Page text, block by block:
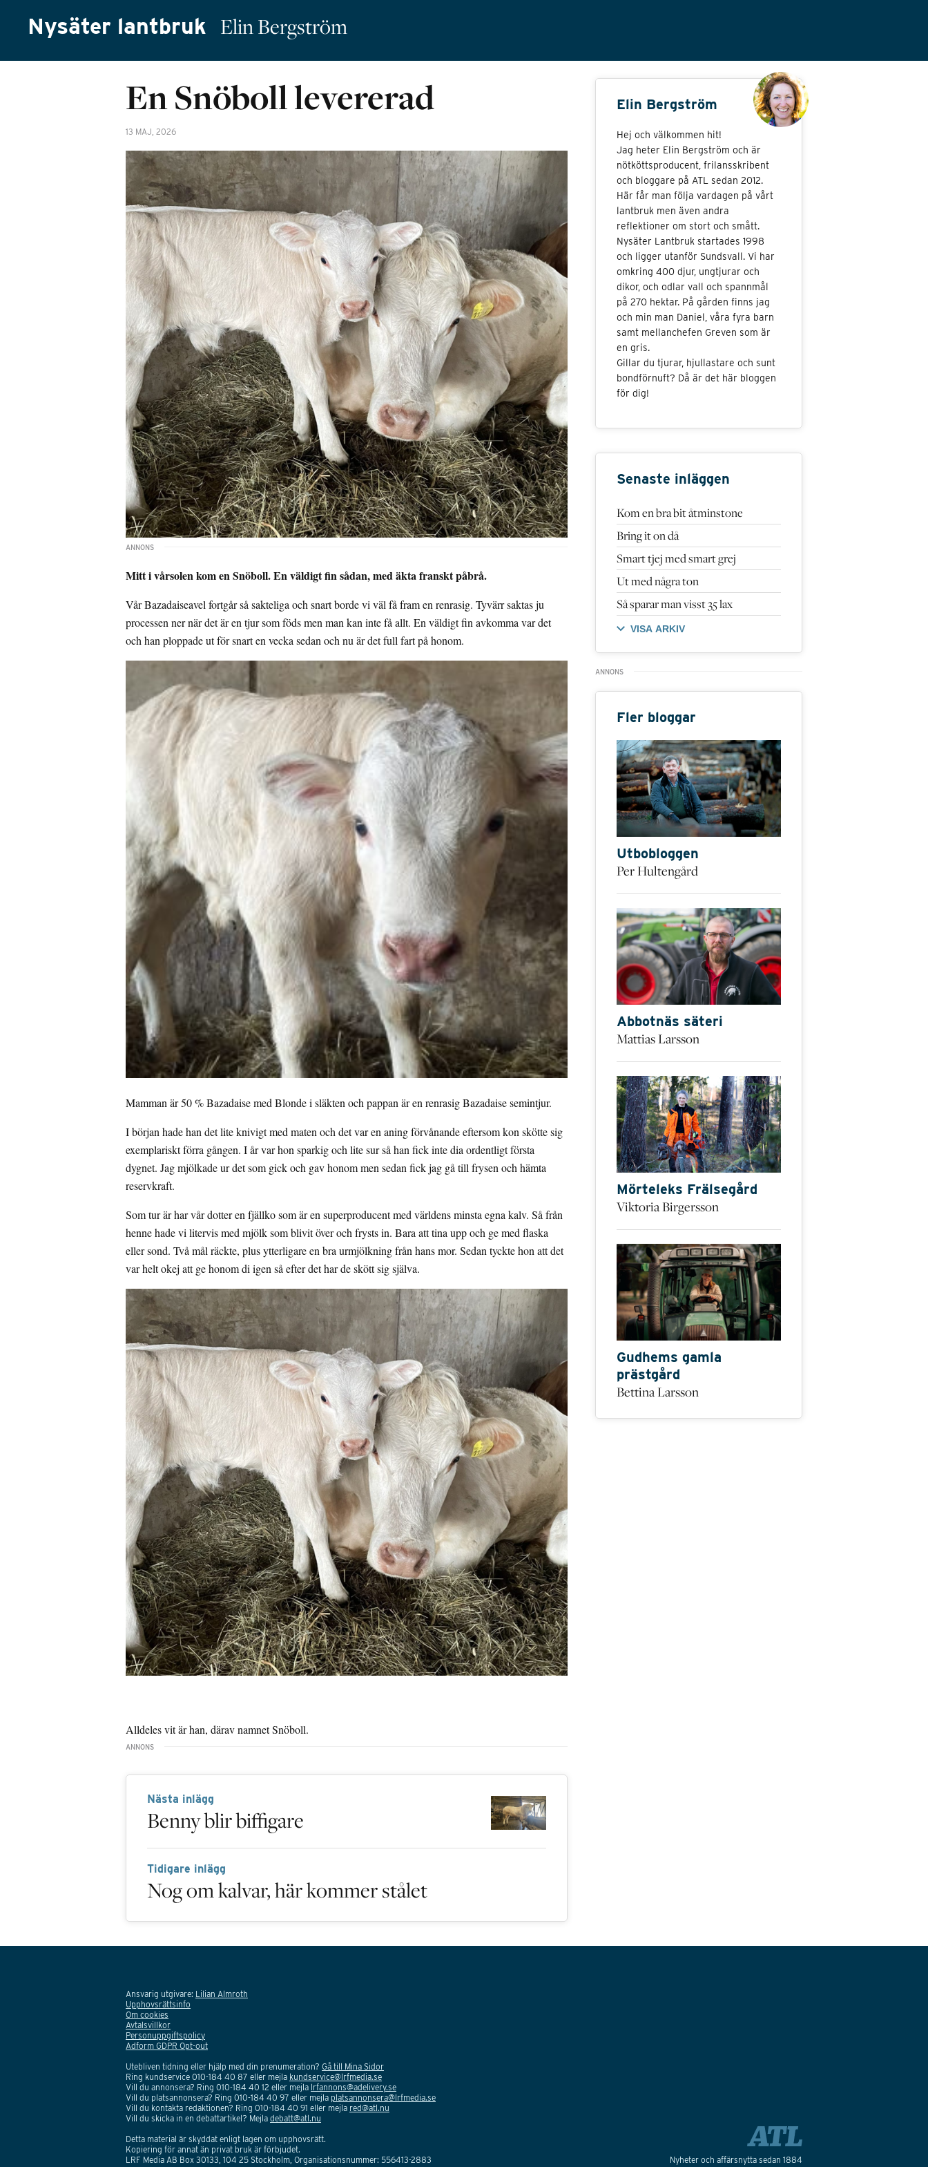
Nysäter lantbruk Elin Bergström
En Snöboll levererad
13 MAJ, 2026
Mitt i vårsolen kom en Snöboll. En väldigt fin sådan, med äkta franskt påbrå.
Vår Bazadaiseavel fortgår så sakteliga och snart borde vi väl få fram en renrasig. Tyvärr saktas ju
processen ner när det är en tjur som föds men man kan inte få allt. En väldigt fin avkomma var det
och han ploppade ut för snart en vecka sedan och nu är det full fart på honom.
Mamman är 50 % Bazadaise med Blonde i släkten och pappan är en renrasig Bazadaise semintjur.
I början hade han det lite knivigt med maten och det var en aning förvånande eftersom kon skötte sig
exemplariskt förra gången. I år var hon sparkig och lite sur så han fick inte dia ordentligt första
dygnet. Jag mjölkade ur det som gick och gav honom men sedan fick jag gå till frysen och hämta
reservkraft.
Som tur är har vår dotter en fjällko som är en superproducent med världens minsta egna kalv. Så från
henne hade vi litervis med mjölk som blivit över och frysts in. Bara att tina upp och ge med flaska
eller sond. Två mål räckte, plus ytterligare en bra urmjölkning från hans mor. Sedan tyckte hon att det
var helt okej att ge honom di igen så efter det har de skött sig själva.
Alldeles vit är han, därav namnet Snöboll.
Nästa inlägg
Benny blir biffigare
Tidigare inlägg
Nog om kalvar, här kommer stålet
Elin Bergström
Hej och välkommen hit!
Jag heter Elin Bergström och är
nötköttsproducent, frilansskribent
och bloggare på ATL sedan 2012.
Här får man följa vardagen på vårt
lantbruk men även andra
reflektioner om stort och smått.
Nysäter Lantbruk startades 1998
och ligger utanför Sundsvall. Vi har
omkring 400 djur, ungtjurar och
dikor, och odlar vall och spannmål
på 270 hektar. På gården finns jag
och min man Daniel, våra fyra barn
samt mellanchefen Greven som är
en gris.
Gillar du tjurar, hjullastare och sunt
bondförnuft? Då är det här bloggen
för dig!
Senaste inläggen
Kom en bra bit åtminstone
Bring it on då
Smart tjej med smart grej
Ut med några ton
Så sparar man visst 35 lax
VISA ARKIV
Fler bloggar
Utbobloggen
Per Hultengård
Abbotnäs säteri
Mattias Larsson
Mörteleks Frälsegård
Viktoria Birgersson
Gudhems gamla
prästgård
Bettina Larsson
Ansvarig utgivare: Lilian Almroth
Upphovsrättsinfo
Om cookies
Avtalsvillkor
Personuppgiftspolicy
Adform GDPR Opt-out
Utebliven tidning eller hjälp med din prenumeration? Gå till Mina Sidor
Ring kundservice 010-184 40 87 eller mejla kundservice@lrfmedia.se
Vill du annonsera? Ring 010-184 40 12 eller mejla lrfannons@adelivery.se
Vill du platsannonsera? Ring 010-184 40 97 eller mejla platsannonsera@lrfmedia.se
Vill du kontakta redaktionen? Ring 010-184 40 91 eller mejla red@atl.nu
Vill du skicka in en debattartikel? Mejla debatt@atl.nu
Detta material är skyddat enligt lagen om upphovsrätt.
Kopiering för annat än privat bruk är förbjudet.
LRF Media AB Box 30133, 104 25 Stockholm, Organisationsnummer: 556413-2883
Nyheter och affärsnytta sedan 1884